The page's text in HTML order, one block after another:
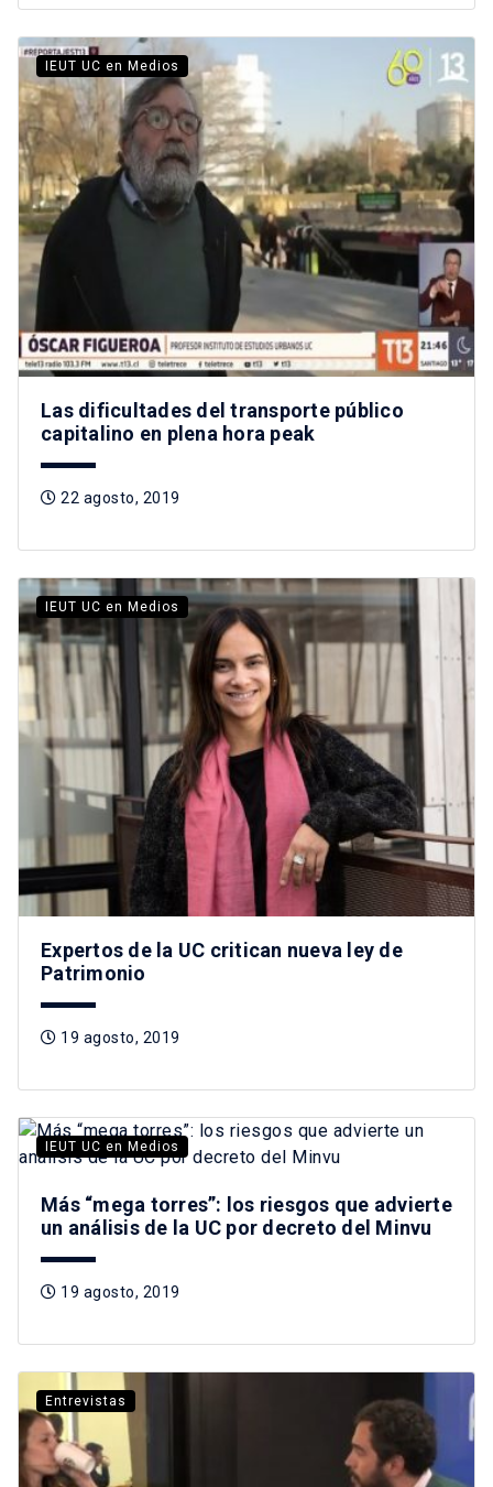
IEUT UC en Medios
Las dificultades del transporte público
capitalino en plena hora peak
22 agosto, 2019
IEUT UC en Medios
Expertos de la UC critican nueva ley de
Patrimonio
19 agosto, 2019
IEUT UC en Medios
Más “mega torres”: los riesgos que advierte
un análisis de la UC por decreto del Minvu
19 agosto, 2019
Entrevistas